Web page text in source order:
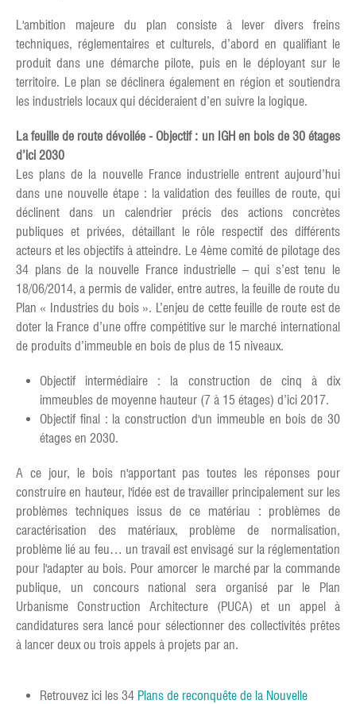
L'ambition majeure du plan consiste à lever divers freins
techniques, réglementaires et culturels, d’abord en qualifiant le
produit dans une démarche pilote, puis en le déployant sur le
territoire. Le plan se déclinera également en région et soutiendra
les industriels locaux qui décideraient d’en suivre la logique.
La feuille de route dévoilée - Objectif : un IGH en bois de 30 étages
d’ici 2030
Les plans de la nouvelle France industrielle entrent aujourd’hui
dans une nouvelle étape : la validation des feuilles de route, qui
déclinent dans un calendrier précis des actions concrètes
publiques et privées, détaillant le rôle respectif des différents
acteurs et les objectifs à atteindre. Le 4ème comité de pilotage des
34 plans de la nouvelle France industrielle – qui s’est tenu le
18/06/2014, a permis de valider, entre autres, la feuille de route du
Plan « Industries du bois ». L’enjeu de cette feuille de route est de
doter la France d’une offre compétitive sur le marché international
de produits d’immeuble en bois de plus de 15 niveaux.
Objectif intermédiaire : la construction de cinq à dix
immeubles de moyenne hauteur (7 à 15 étages) d’ici 2017.
Objectif final : la construction d'un immeuble en bois de 30
étages en 2030.
A ce jour, le bois n'apportant pas toutes les réponses pour
construire en hauteur, l'idée est de travailler principalement sur les
problèmes techniques issus de ce matériau : problèmes de
caractérisation des matériaux, problème de normalisation,
problème lié au feu… un travail est envisagé sur la réglementation
pour l'adapter au bois. Pour amorcer le marché par la commande
publique, un concours national sera organisé par le Plan
Urbanisme Construction Architecture (PUCA) et un appel à
candidatures sera lancé pour sélectionner des collectivités prêtes
à lancer deux ou trois appels à projets par an.
Retrouvez ici les 34 Plans de reconquête de la Nouvelle